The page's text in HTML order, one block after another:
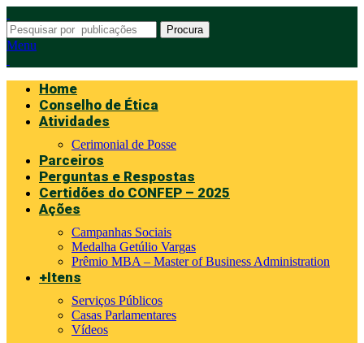
Procura
Menu
Home
Conselho de Ética
Atividades
Cerimonial de Posse
Parceiros
Perguntas e Respostas
Certidões do CONFEP – 2025
Ações
Campanhas Sociais
Medalha Getúlio Vargas
Prêmio MBA – Master of Business Administration
+Itens
Serviços Públicos
Casas Parlamentares
Vídeos